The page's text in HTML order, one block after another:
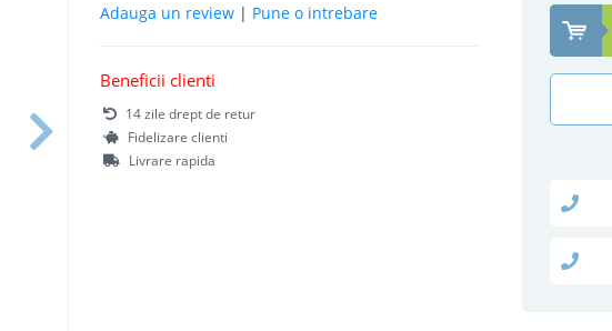
Adauga un review | Pune o intrebare
Beneficii clienti
14 zile drept de retur
Fidelizare clienti
Livrare rapida